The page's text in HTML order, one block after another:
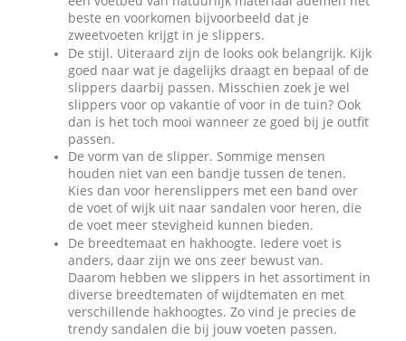
beste en voorkomen bijvoorbeeld dat je
zweetvoeten krijgt in je slippers.
De stijl. Uiteraard zijn de looks ook belangrijk. Kijk
goed naar wat je dagelijks draagt en bepaal of de
slippers daarbij passen. Misschien zoek je wel
slippers voor op vakantie of voor in de tuin? Ook
dan is het toch mooi wanneer ze goed bij je outfit
passen.
De vorm van de slipper. Sommige mensen
houden niet van een bandje tussen de tenen.
Kies dan voor herenslippers met een band over
de voet of wijk uit naar sandalen voor heren, die
de voet meer stevigheid kunnen bieden.
De breedtemaat en hakhoogte. Iedere voet is
anders, daar zijn we ons zeer bewust van.
Daarom hebben we slippers in het assortiment in
diverse breedtematen of wijdtematen en met
verschillende hakhoogtes. Zo vind je precies de
trendy sandalen die bij jouw voeten passen.